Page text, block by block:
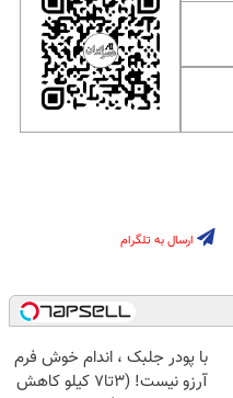
ارسال به تلگرام
با پودر جلبک ، اندام خوش فرم
آرزو نیست! (3تا7 کیلو کاهش